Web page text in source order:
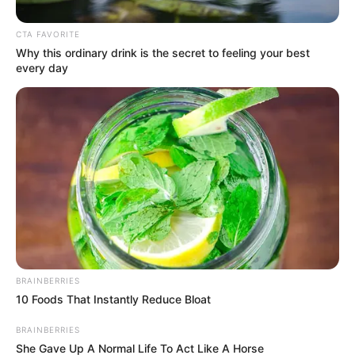
La prueba dará inicio el martes 10 de junio con una
fracción de143.8 kilómetroscon salida en elParque de
Cajicáy meta en la
Alto de La Línea, tendrá un recorrido de 114.8 kilómetros.
CTA FAVORITE
Why this ordinary drink is the secret to feeling your best
every day
BRAINBERRIES
10 Foods That Instantly Reduce Bloat
BRAINBERRIES
She Gave Up A Normal Life To Act Like A Horse